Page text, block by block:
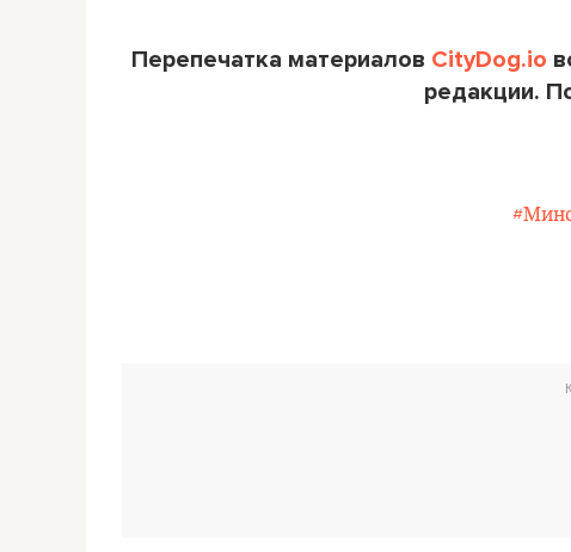
Перепечатка материалов CityDog.io
редакции.